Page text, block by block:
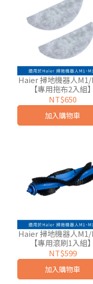
Haier 掃地機器人M1/
【專用拖布2入組】
NT$650
加入購物車
Haier 掃地機器人M1/
【專用滾刷1入組】
NT$599
加入購物車